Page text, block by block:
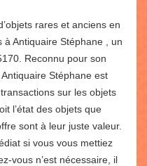
rares et anciens en
Antiquaire Stéphane , un
Reconnu pour son
Stéphane est
sur les objets
l’état des objets que
sont à leur juste valeur.
si vous vous mettiez
vous n’est nécessaire, il